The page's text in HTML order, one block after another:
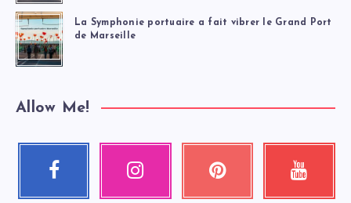
La Symphonie portuaire a fait vibrer le Grand Port
de Marseille
Allow Me!
Facebook Instagram Pinterest
Épinglez
Youtube
Regardez